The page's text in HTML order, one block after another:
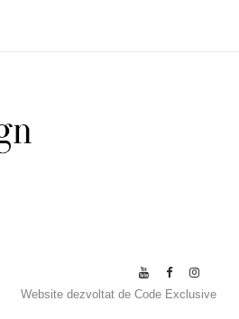
Website dezvoltat de Code Exclusive